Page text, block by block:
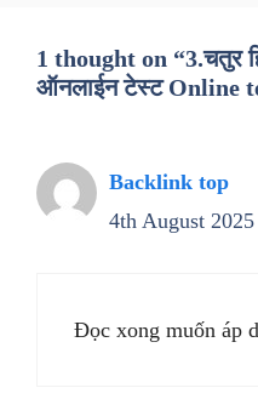
1 thought on “3.चतुर
ऑनलाईन टेस्ट Online
Backlink top
4th August
Đọc xong muốn áp